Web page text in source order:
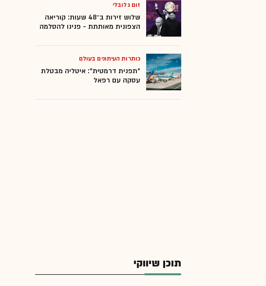
זום גלובלי
שלוש זירות ב־48 שעות: קוריאה
הצפונית מאותתת - פנינו להסלמה
כותרות העיתונים בעולם
"תפנית דרמטית": איטליה מבטלת
עסקה עם רפאל
תוכן שיווקי